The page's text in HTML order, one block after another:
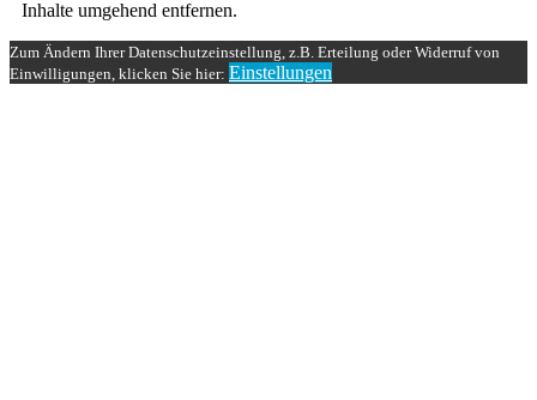
Inhalte umgehend entfernen.
Zum Ändern Ihrer Datenschutzeinstellung, z.B. Erteilung oder Widerruf von
Einwilligungen, klicken Sie hier: Einstellungen